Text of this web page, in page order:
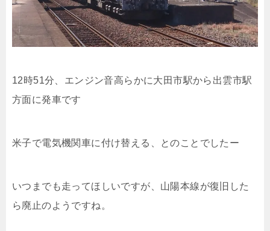
12時51分、エンジン音高らかに大田市駅から出雲市駅
方面に発車です
米子で電気機関車に付け替える、とのことでしたー
いつまでも走ってほしいですが、山陽本線が復旧した
ら廃止のようですね。